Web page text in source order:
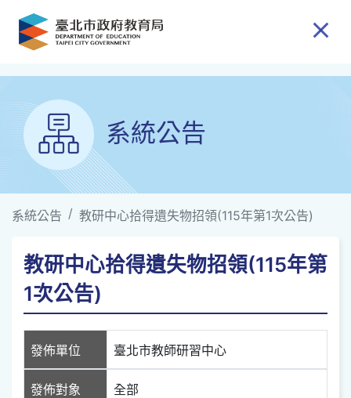
跳到主要內容
系統公告
系統公告 教研中心拾得遺失物招領(115年第1次公告)
教研中心拾得遺失物招領(115年第
1次公告)
發佈單位 臺北市教師研習中心
發佈對象 全部